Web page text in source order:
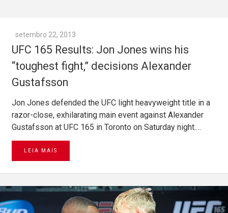
setembro 22, 2013
UFC 165 Results: Jon Jones wins his
“toughest fight,” decisions Alexander
Gustafsson
Jon Jones defended the UFC light heavyweight title in a
razor-close, exhilarating main event against Alexander
Gustafsson at UFC 165 in Toronto on Saturday night.…
LEIA MAIS